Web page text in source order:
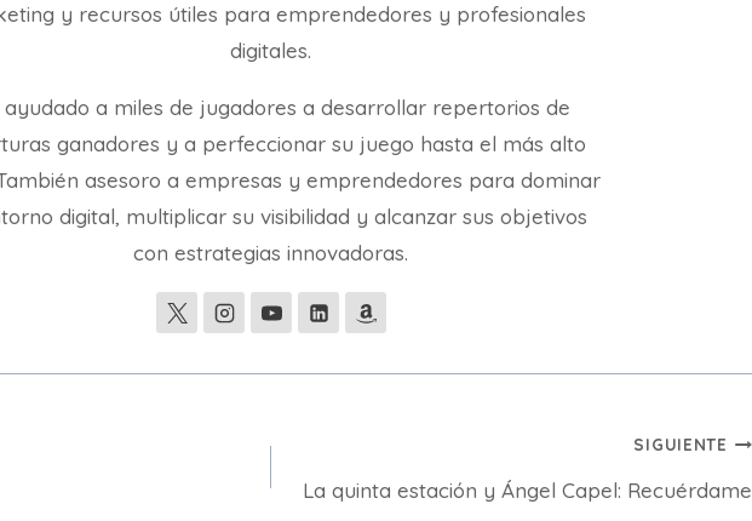
y recursos útiles para emprendedores y profesionales
digitales.
ayudado a miles de jugadores a desarrollar repertorios de
ganadores y a perfeccionar su juego hasta el más alto
asesoro a empresas y emprendedores para dominar
digital, multiplicar su visibilidad y alcanzar sus objetivos
con estrategias innovadoras.
SIGUIENTE
La quinta estación y Ángel Capel: Recuérdame